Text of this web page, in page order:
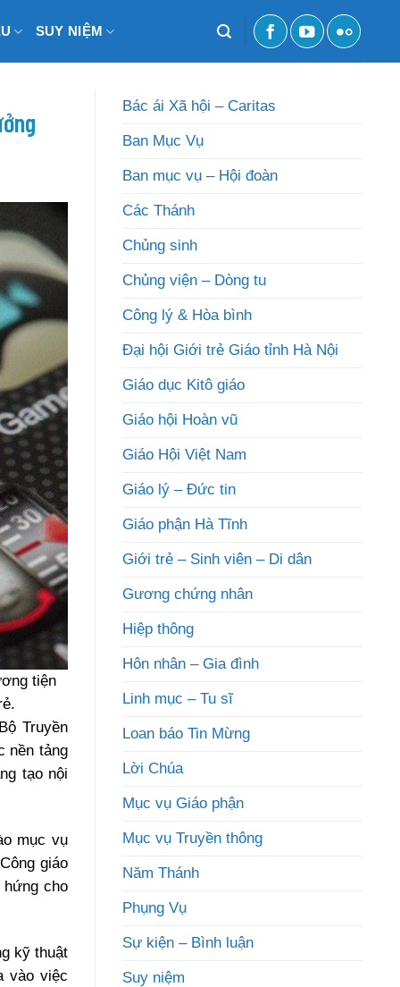
SUY NIỆM
tiện
Truyền
nền tảng
tạo nội
mục vụ
giáo
cho
kỹ thuật
vào việc
Bác ái Xã hội – Caritas
Ban Mục Vụ
Ban mục vụ – Hội đoàn
Các Thánh
Chủng sinh
Chủng viện – Dòng tu
Công lý & Hòa bình
Đại hội Giới trẻ Giáo tỉnh Hà Nội
Giáo dục Kitô giáo
Giáo hội Hoàn vũ
Giáo Hội Việt Nam
Giáo lý – Đức tin
Giáo phận Hà Tĩnh
Giới trẻ – Sinh viên – Di dân
Gương chứng nhân
Hiệp thông
Hôn nhân – Gia đình
Linh mục – Tu sĩ
Loan báo Tin Mừng
Lời Chúa
Mục vụ Giáo phận
Mục vụ Truyền thông
Năm Thánh
Phụng Vụ
Sự kiện – Bình luận
Suy niệm